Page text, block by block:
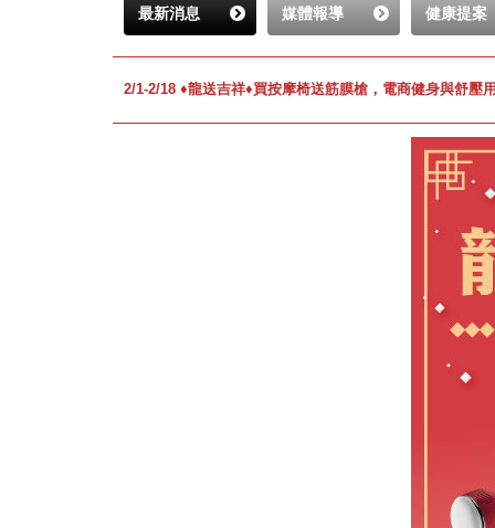
最新消息 媒體報導 健康提案
2/1-2/18 ♦龍送吉祥♦買按摩椅送筋膜槍，電商健身與舒壓